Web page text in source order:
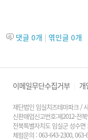
댓글0개 | 엮인글0개
이메일무단수집거부 개
재단법인 임실치즈테마파크 /
신판매업신고번호:제2012-전
전북특별자치도 임실군 성수
체험문의 : 063-643-2300, 063-